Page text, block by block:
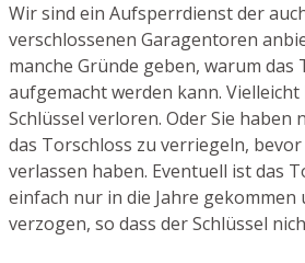
Wir sind ein Aufsperrdienst der
verschlossenen Garagentoren
manche Gründe geben, warum
aufgemacht werden kann. Vielleicht
Schlüssel verloren. Oder Sie haben
das Torschloss zu verriegeln, bevor
verlassen haben. Eventuell ist das
einfach nur in die Jahre gekommen
verzogen, so dass der Schlüssel